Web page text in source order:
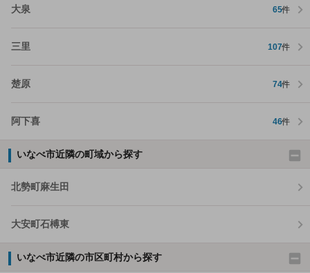
大泉 65件
三里 107件
楚原 74件
阿下喜 46件
いなべ市近隣の町域から探す
北勢町麻生田
大安町石榑東
いなべ市近隣の市区町村から探す